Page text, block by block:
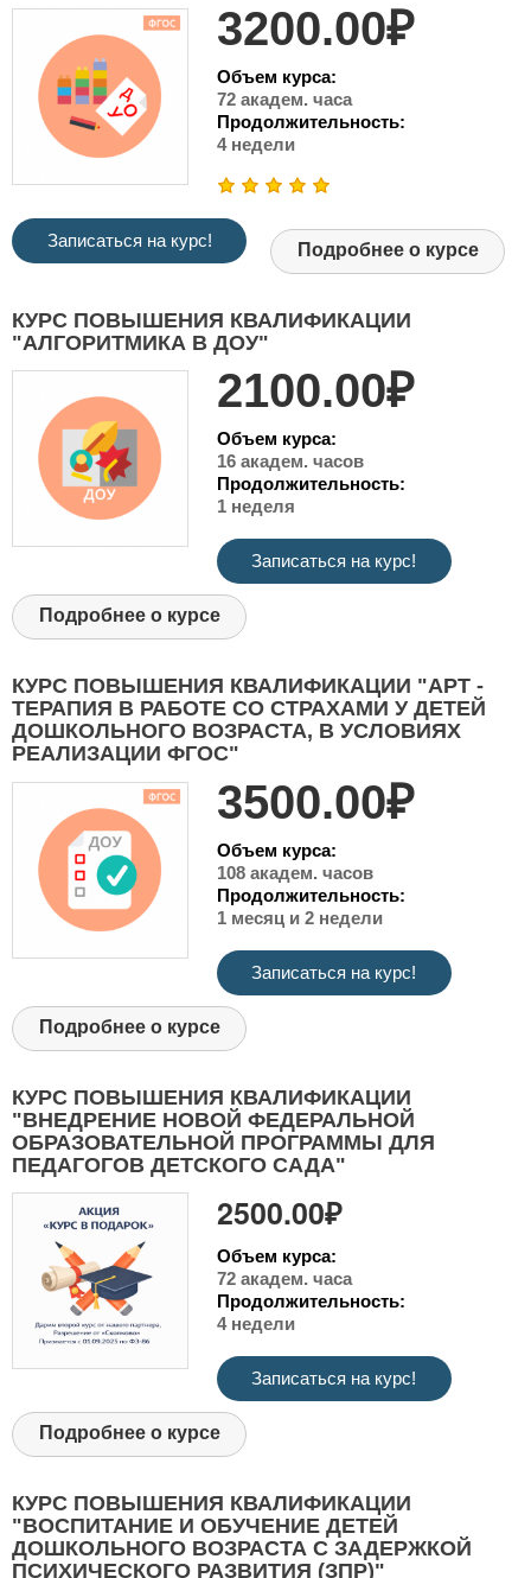
3200.00₽
Объем курса:
72 академ. часа
Продолжительность:
4 недели
Записаться на курс! Подробнее о курсе
КУРС ПОВЫШЕНИЯ КВАЛИФИКАЦИИ
"АЛГОРИТМИКА В ДОУ"
2100.00₽
Объем курса:
16 академ. часов
Продолжительность:
1 неделя
Записаться на курс!
Подробнее о курсе
КУРС ПОВЫШЕНИЯ КВАЛИФИКАЦИИ "АРТ -
ТЕРАПИЯ В РАБОТЕ СО СТРАХАМИ У ДЕТЕЙ
ДОШКОЛЬНОГО ВОЗРАСТА, В УСЛОВИЯХ
РЕАЛИЗАЦИИ ФГОС"
3500.00₽
Объем курса:
108 академ. часов
Продолжительность:
1 месяц и 2 недели
Записаться на курс!
Подробнее о курсе
КУРС ПОВЫШЕНИЯ КВАЛИФИКАЦИИ
"ВНЕДРЕНИЕ НОВОЙ ФЕДЕРАЛЬНОЙ
ОБРАЗОВАТЕЛЬНОЙ ПРОГРАММЫ ДЛЯ
ПЕДАГОГОВ ДЕТСКОГО САДА"
2500.00₽
Объем курса:
72 академ. часа
Продолжительность:
4 недели
Записаться на курс!
Подробнее о курсе
КУРС ПОВЫШЕНИЯ КВАЛИФИКАЦИИ
"ВОСПИТАНИЕ И ОБУЧЕНИЕ ДЕТЕЙ
ДОШКОЛЬНОГО ВОЗРАСТА С ЗАДЕРЖКОЙ
ПСИХИЧЕСКОГО РАЗВИТИЯ (ЗПР)"